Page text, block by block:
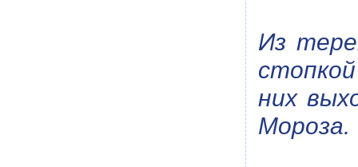
Из
них
Мороза.